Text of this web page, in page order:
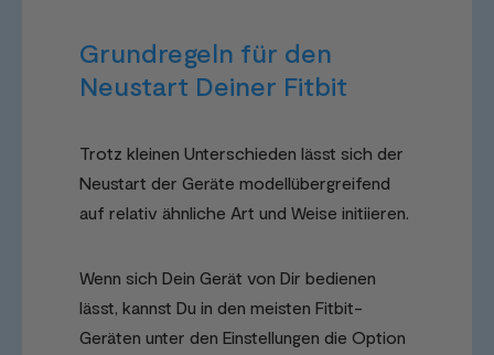
Grundregeln für den
Neustart Deiner Fitbit
Trotz kleinen Unterschieden lässt sich der
Neustart der Geräte modellübergreifend
auf relativ ähnliche Art und Weise initiieren.
Wenn sich Dein Gerät von Dir bedienen
lässt, kannst Du in den meisten Fitbit-
Geräten unter den Einstellungen die Option